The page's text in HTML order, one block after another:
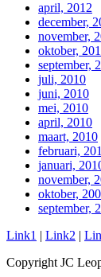
april, 2012
december,
november,
oktober,
september,
juli, 2010
juni, 2010
mei, 2010
april, 2010
maart, 2010
februari,
januari,
november,
oktober,
september,
Link1 | Link2 |
Copyright JC